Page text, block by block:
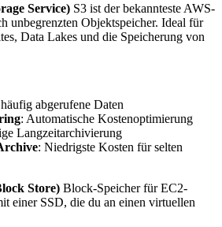
Service) S3 ist der bekannteste AWS-
unbegrenzten Objektspeicher. Ideal für
Data Lakes und die Speicherung von
abgerufene Daten
: Automatische Kostenoptimierung
Langzeitarchivierung
: Niedrigste Kosten für selten
Store) Block-Speicher für EC2-
einer SSD, die du an einen virtuellen